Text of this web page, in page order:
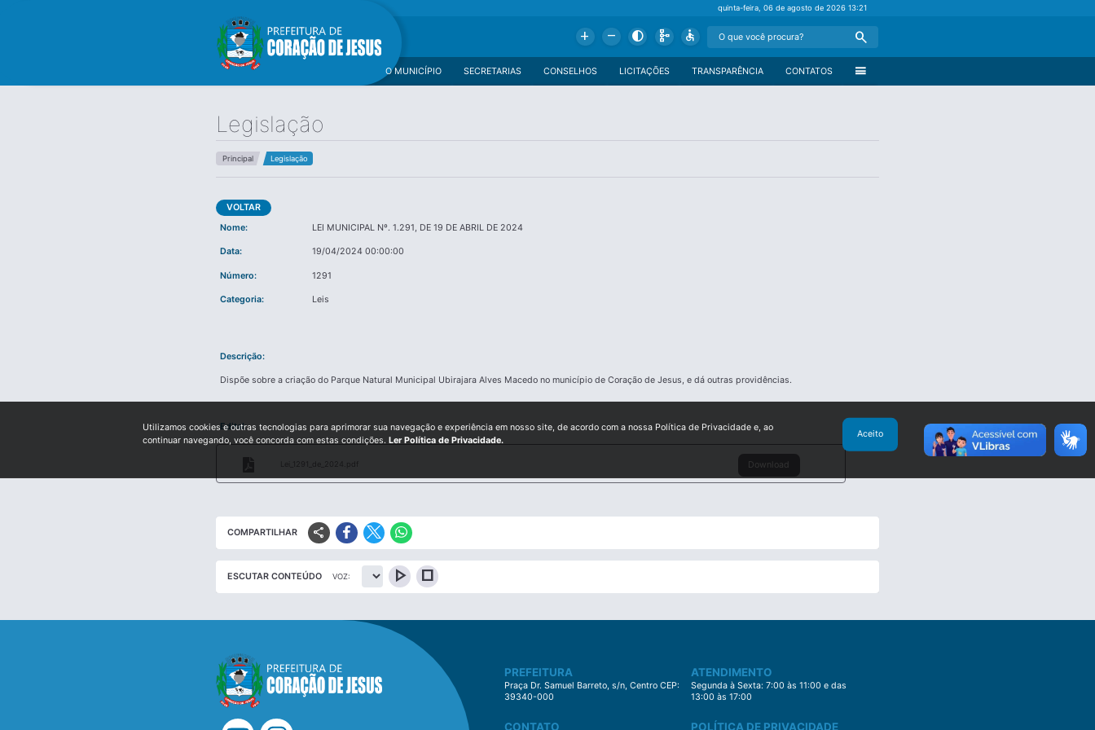
quinta-feira, 06 de agosto de 202613:21
Add Remove Contrast Schema Accessible Search
menu
CONTATOS
TRANSPARÊNCIA
LICITAÇÕES
CONSELHOS
SECRETARIAS
O MUNICÍPIO
Legislação
Principal Legislação
VOLTAR
Nome:
LEI MUNICIPAL Nº. 1.291, DE 19 DE ABRIL DE 2024
Data: 19/04/2024 00:00:00
Número: 1291
Categoria: Leis
Descrição:
Dispõe sobre a criação do Parque Natural Municipal Ubirajara Alves Macedo no município de Coração de Jesus, e dá outras providências.
Edital:
Lei_1291_de_2024.pdf Download
COMPARTILHAR share
ESCUTAR CONTEÚDO VOZ: play_arrow stop
PREFEITURA
Praça Dr. Samuel Barreto, s/n, Centro CEP:
39340-000
ATENDIMENTO
Segunda à Sexta: 7:00 às 11:00 e das
13:00 às 17:00
CONTATO POLÍTICA DE PRIVACIDADE
Utilizamos cookies e outras tecnologias para aprimorar sua navegação e experiência em nosso site, de acordo com a nossa Política de Privacidade e, ao
continuar navegando, você concorda com estas condições. Ler Política de Privacidade.
Aceito